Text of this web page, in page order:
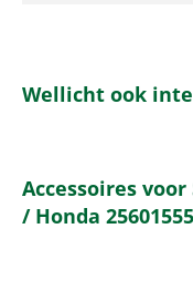
Wellicht ook
Accessoires
/ Honda